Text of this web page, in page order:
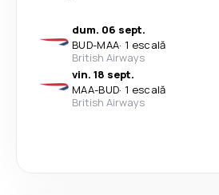
dum. 06 sept.
BUD-MAA· 1 escală
British Airways
vin. 18 sept.
MAA-BUD· 1 escală
British Airways